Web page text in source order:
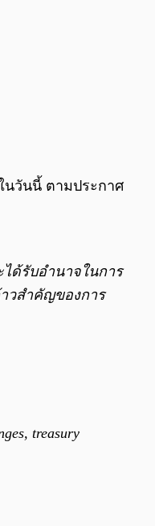
0:00 0:00
นวันนี้ ตามประกาศ
ด้รับอำนาจในการ
วสำคัญของการ
treasury